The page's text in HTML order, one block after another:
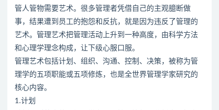
管人管物需要艺术。很多管理者凭借自己的主观臆断做
事，结果遭到员工的抱怨和反抗，就是因为违反了管理的
艺术。管理艺术把管理活动上升到一种高度，由科学方法
和心理学理念构成，让下级心服口服。
管理艺术包括计划、组织、沟通、控制、决策，被称为管
理学的五项职能或五项修炼，也是全世界管理学家研究的
核心内容。
1.计划